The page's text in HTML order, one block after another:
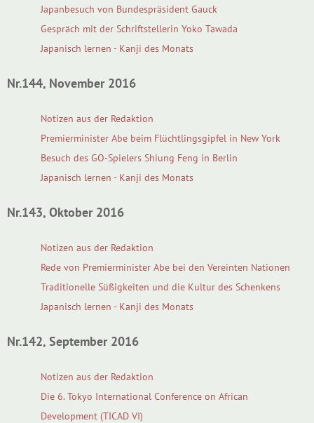
Japanbesuch von Bundespräsident Gauck
Gespräch mit der Schriftstellerin Yoko Tawada
Japanisch lernen - Kanji des Monats
Nr.144, November 2016
Notizen aus der Redaktion
Premierminister Abe beim Flüchtlingsgipfel in New York
Besuch des GO-Spielers Shiung Feng in Berlin
Japanisch lernen - Kanji des Monats
Nr.143, Oktober 2016
Notizen aus der Redaktion
Rede von Premierminister Abe bei den Vereinten Nationen
Traditionelle Süßigkeiten und die Kultur des Schenkens
Japanisch lernen - Kanji des Monats
Nr.142, September 2016
Notizen aus der Redaktion
Die 6. Tokyo International Conference on African
Development (TICAD VI)